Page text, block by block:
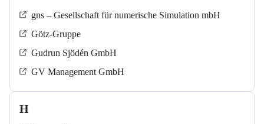
gns – Gesellschaft für numerische Simulation mbH
Götz-Gruppe
Gudrun Sjödén GmbH
GV Management GmbH
H